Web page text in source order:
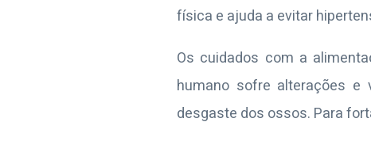
física e ajuda a evitar
Os cuidados com a
humano sofre alterações e
desgaste dos ossos. Para